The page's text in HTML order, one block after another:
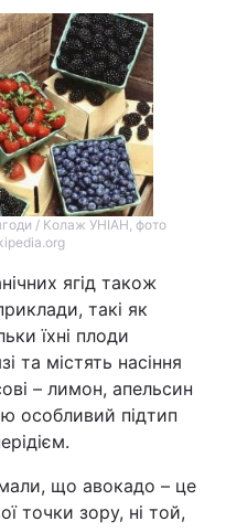
/ Колаж УНІАН, фото
ягід також
такі як
їхні плоди
та містять насіння
– лимон, апельсин
особливий підтип
що авокадо – це
точки зору, ні той,